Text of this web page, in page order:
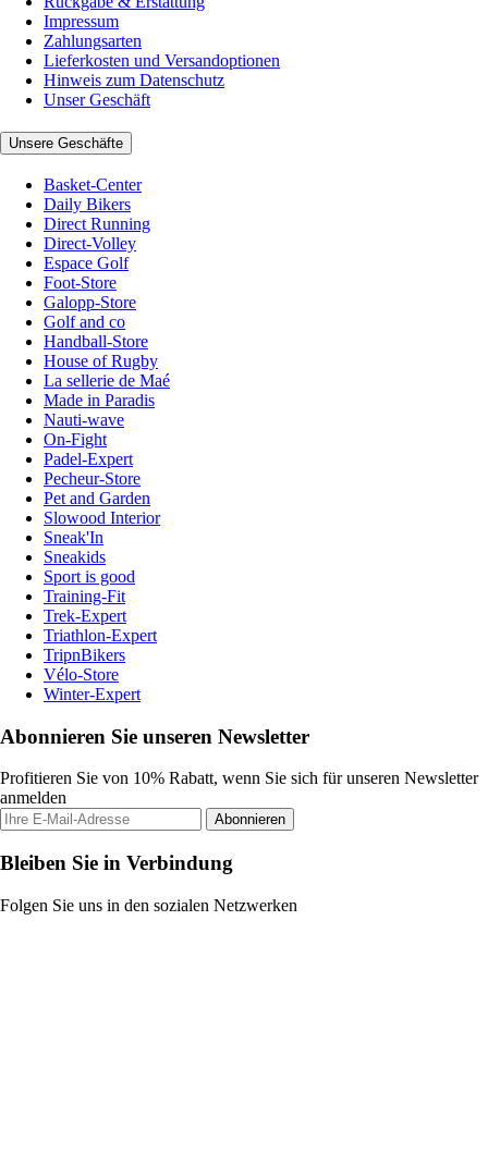
Impressum
Zahlungsarten
Lieferkosten und Versandoptionen
Hinweis zum Datenschutz
Unser Geschäft
Unsere Geschäfte
Basket-Center
Daily Bikers
Direct Running
Direct-Volley
Espace Golf
Foot-Store
Galopp-Store
Golf and co
Handball-Store
House of Rugby
La sellerie de Maé
Made in Paradis
Nauti-wave
On-Fight
Padel-Expert
Pecheur-Store
Pet and Garden
Slowood Interior
Sneak'In
Sneakids
Sport is good
Training-Fit
Trek-Expert
Triathlon-Expert
TripnBikers
Vélo-Store
Winter-Expert
Abonnieren Sie unseren Newsletter
Profitieren Sie von 10% Rabatt, wenn Sie sich für unseren Newsletter
anmelden
Abonnieren
Bleiben Sie in Verbindung
Folgen Sie uns in den sozialen Netzwerken